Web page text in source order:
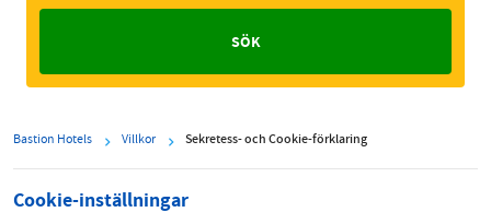
Bastion Hotels Villkor Sekretess- och Cookie-förklaring
Cookie-inställningar